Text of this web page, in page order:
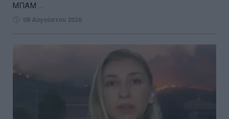
ΜΠΑΜ ...
08 Αυγούστου 2026